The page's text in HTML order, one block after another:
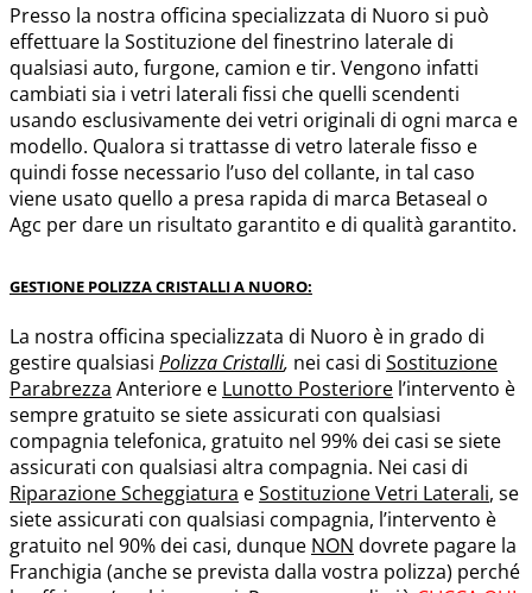
Presso la nostra officina specializzata di Nuoro si può
effettuare la Sostituzione del finestrino laterale di
qualsiasi auto, furgone, camion e tir. Vengono infatti
cambiati sia i vetri laterali fissi che quelli scendenti
usando esclusivamente dei vetri originali di ogni marca e
modello. Qualora si trattasse di vetro laterale fisso e
quindi fosse necessario l’uso del collante, in tal caso
viene usato quello a presa rapida di marca Betaseal o
Agc per dare un risultato garantito e di qualità garantito.
GESTIONE POLIZZA CRISTALLI A NUORO:
La nostra officina specializzata di Nuoro è in grado di
gestire qualsiasi Polizza Cristalli, nei casi di Sostituzione
Parabrezza Anteriore e Lunotto Posteriore l’intervento è
sempre gratuito se siete assicurati con qualsiasi
compagnia telefonica, gratuito nel 99% dei casi se siete
assicurati con qualsiasi altra compagnia. Nei casi di
Riparazione Scheggiatura eSostituzione Vetri Laterali, se
siete assicurati con qualsiasi compagnia, l’intervento è
gratuito nel 90% dei casi, dunque NON dovrete pagare la
Franchigia (anche se prevista dalla vostra polizza) perché